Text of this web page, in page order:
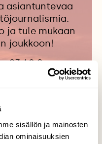
sisällön ja mainosten
ominaisuuksien
asiantuntevaa
ja tule mukaan
joukkoon!
23,40 €.